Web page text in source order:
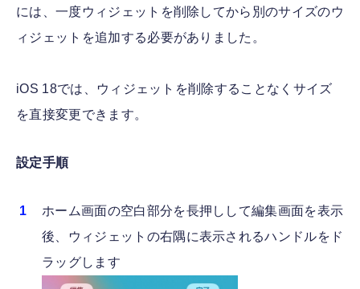
には、一度ウィジェットを削除してから別のサイズのウ
ィジェットを追加する必要がありました。
iOS 18では、ウィジェットを削除することなくサイズ
を直接変更できます。
設定手順
ホーム画面の空白部分を長押しして編集画面を表示
後、ウィジェットの右隅に表示されるハンドルをド
ラッグします